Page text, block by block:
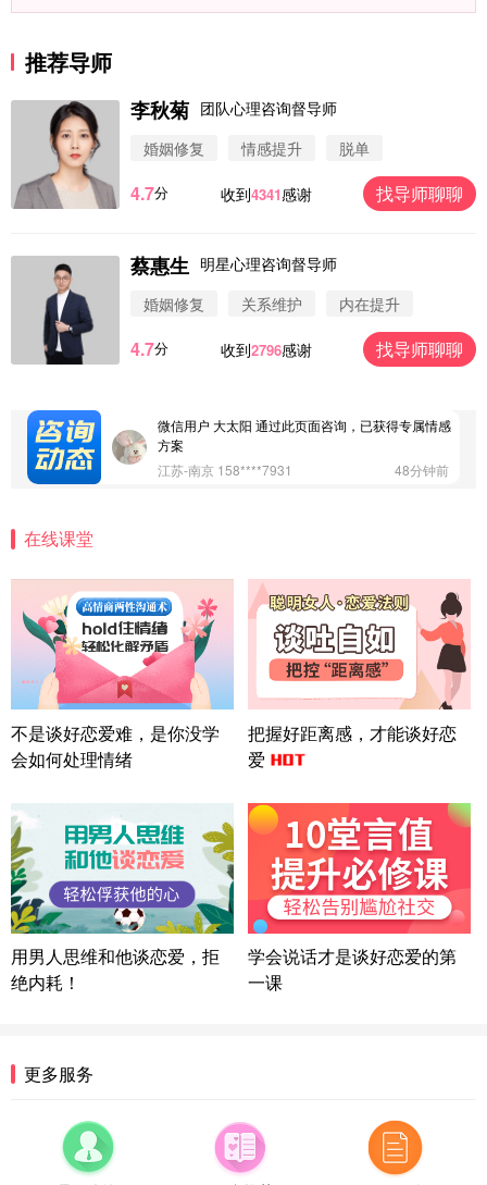
推荐导师
李秋菊 团队心理咨询督导师
婚姻修复
情感提升 脱单
4.7分 收到4341感谢 找导师聊聊
蔡惠生 明星心理咨询督导师
婚姻修复
关系维护 内在提升
4.7分 收到2796感谢 找导师聊聊
微信用户 圆圈 通过此页面咨询，已获得专属情感方
案
微信用户 Vnno 通过此页面咨询，已获得专属情感方
微信用户 大太阳 通过此页面咨询，已获得专属情感
方案
江苏-南京 158****7931
48分钟前
情感方案
北京-朝阳 151****3189
22分钟前
微信用户 巧?媚儿 通过此页面咨询，已获得专属情感
方案
上海-浦东 177****9074
56分钟前
微信用户 Liberty 通过此页面咨询，已获得专属情感
方案
广东-广州 188****5632
湖北-武汉 135****7410
41分钟前
微信用户 困困魚? 通过此页面咨询，已获得专属情感
方案
陕西-西安 139****6283
3分钟前
情感方案
浙江-宁波 150****8921
福建-厦门 159****4462
53分钟前
微信用户 凌乱小羊 通过此页面咨询，已获得专属情
在线课堂
不是谈好恋爱难，是你没学
会如何处理情绪
把握好距离感，才能谈好恋
爱
用男人思维和他谈恋爱，拒
绝内耗！
学会说话才是谈好恋爱的第
一课
更多服务